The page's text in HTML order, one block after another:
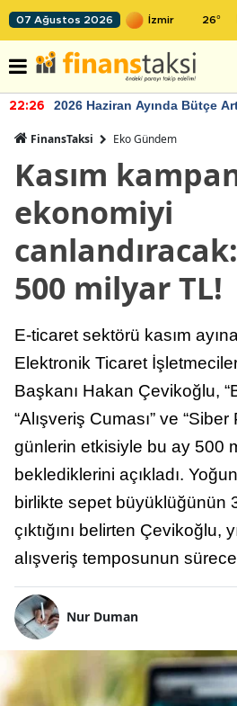
07 Ağustos 2026 26°
22:26 2026 Haziran Ayında Bütçe
FinansTaksi Eko Gündem
Kasım
ekonomiyi
500 milyar TL!
E-ticaret sektörü kasım
Elektronik Ticaret
Başkanı Hakan Çevikoğlu,
“Alışveriş Cuması” ve
günlerin etkisiyle bu ay 500
beklediklerini açıkladı.
birlikte sepet büyüklüğünün
çıktığını belirten Çevikoğlu,
alışveriş temposunun
Nur Duman